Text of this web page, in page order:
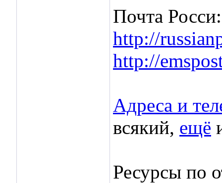
Почта Росси:
http://
http://
Адреса и
всякий, ещё
Ресурсы по